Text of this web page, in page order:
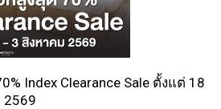
Index Clearance Sale ตั้งแต่ 18